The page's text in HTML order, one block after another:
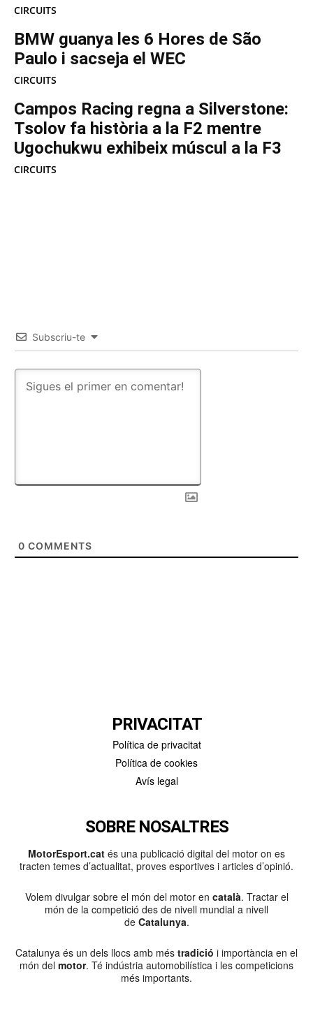
CIRCUITS
BMW guanya les 6 Hores de São
Paulo i sacseja el WEC
CIRCUITS
Campos Racing regna a Silverstone:
Tsolov fa història a la F2 mentre
Ugochukwu exhibeix múscul a la F3
CIRCUITS
Subscriu-te
0 COMMENTS
PRIVACITAT
Política de privacitat
Política de cookies
Avís legal
SOBRE NOSALTRES
MotorEsport.cat és una publicació digital del motor on es
tracten temes d’actualitat, proves esportives i articles d’opinió.
Volem divulgar sobre el món del motor en català. Tractar el
món de la competició des de nivell mundial a nivell
de Catalunya.
Catalunya és un dels llocs amb més tradició i importància en el
món del motor. Té indústria automobilística i les competicions
més importants.